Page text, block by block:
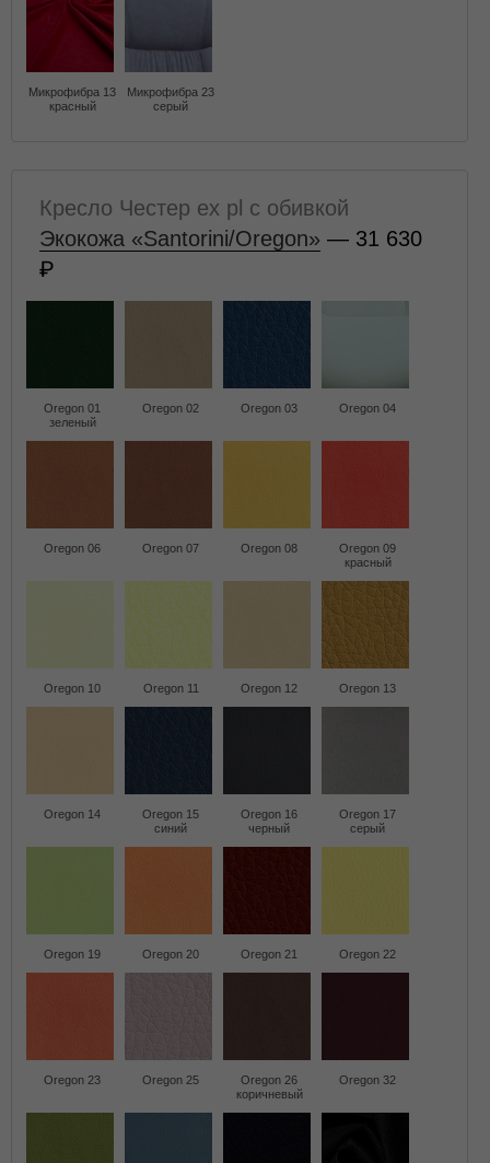
Микрофибра 13
красный
Микрофибра 23
серый
Кресло Честер ех pl с обивкой
Экокожа «Santorini/Oregon» — 31 630
Oregon 01
зеленый
Oregon 02 Oregon 03 Oregon 04
Oregon 06 Oregon 07 Oregon 08
Oregon 09
красный
Oregon 10 Oregon 11 Oregon 12 Oregon 13
Oregon 14
Oregon 15
синий
Oregon 16
черный
Oregon 17
серый
Oregon 19 Oregon 20 Oregon 21 Oregon 22
Oregon 23 Oregon 25
Oregon 26
коричневый
Oregon 32